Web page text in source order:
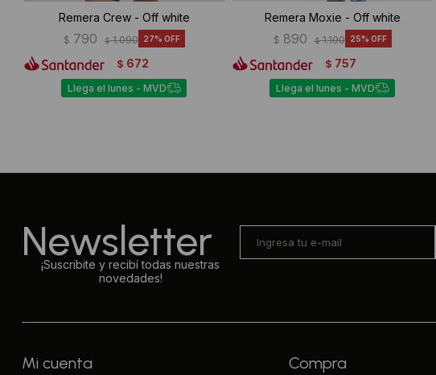
Remera Crew - Off white
$ 790 $ 1.090 27
$ 672
Llega el lunes - MVD
Remera Moxie - Off white
$ 890 $ 1.190 25
$ 757
Llega el lunes - MVD
Newsletter
¡Suscribite y recibí todas nuestras
novedades!
Mi cuenta Compra